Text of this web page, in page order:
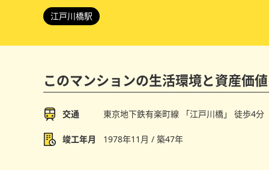
江戸川橋駅
このマンションの生活環境と資産価
交通 東京地下鉄有楽町線 「江戸川橋」 徒歩4分
竣工年月 1978年11月 / 築47年